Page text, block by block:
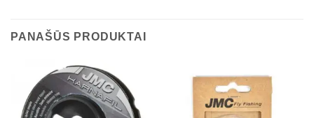
PANAŠŪS PRODUKTAI